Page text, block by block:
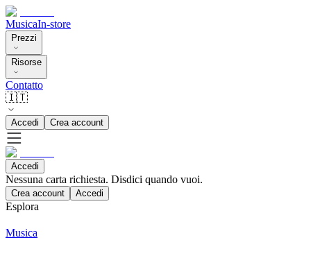
MusicaIn-store
Prezzi
Risorse
Contatto
🇮🇹
Accedi Crea account
Accedi
Nessuna carta richiesta. Disdici quando vuoi.
Crea account Accedi
Esplora
Musica